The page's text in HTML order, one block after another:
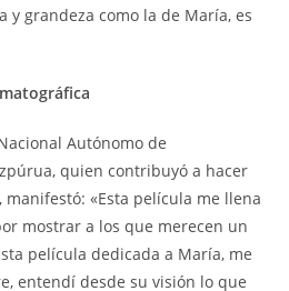
y grandeza como la de María, es
Autónomo de
quien contribuyó a hacer
«Esta película me llena
mostrar a los que merecen un
película dedicada a María, me
entendí desde su visión lo que